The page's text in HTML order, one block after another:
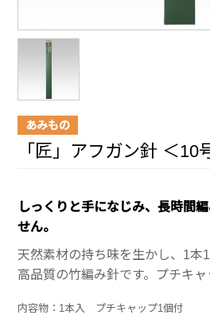
あみもの
「匠」アフガン針 ＜10
しっくりと手になじみ、長時間
せん。
天然素材の持ち味を生かし、1本
高品質の竹編み針です。プチキャ
内容物：1本入 プチキャップ1個付